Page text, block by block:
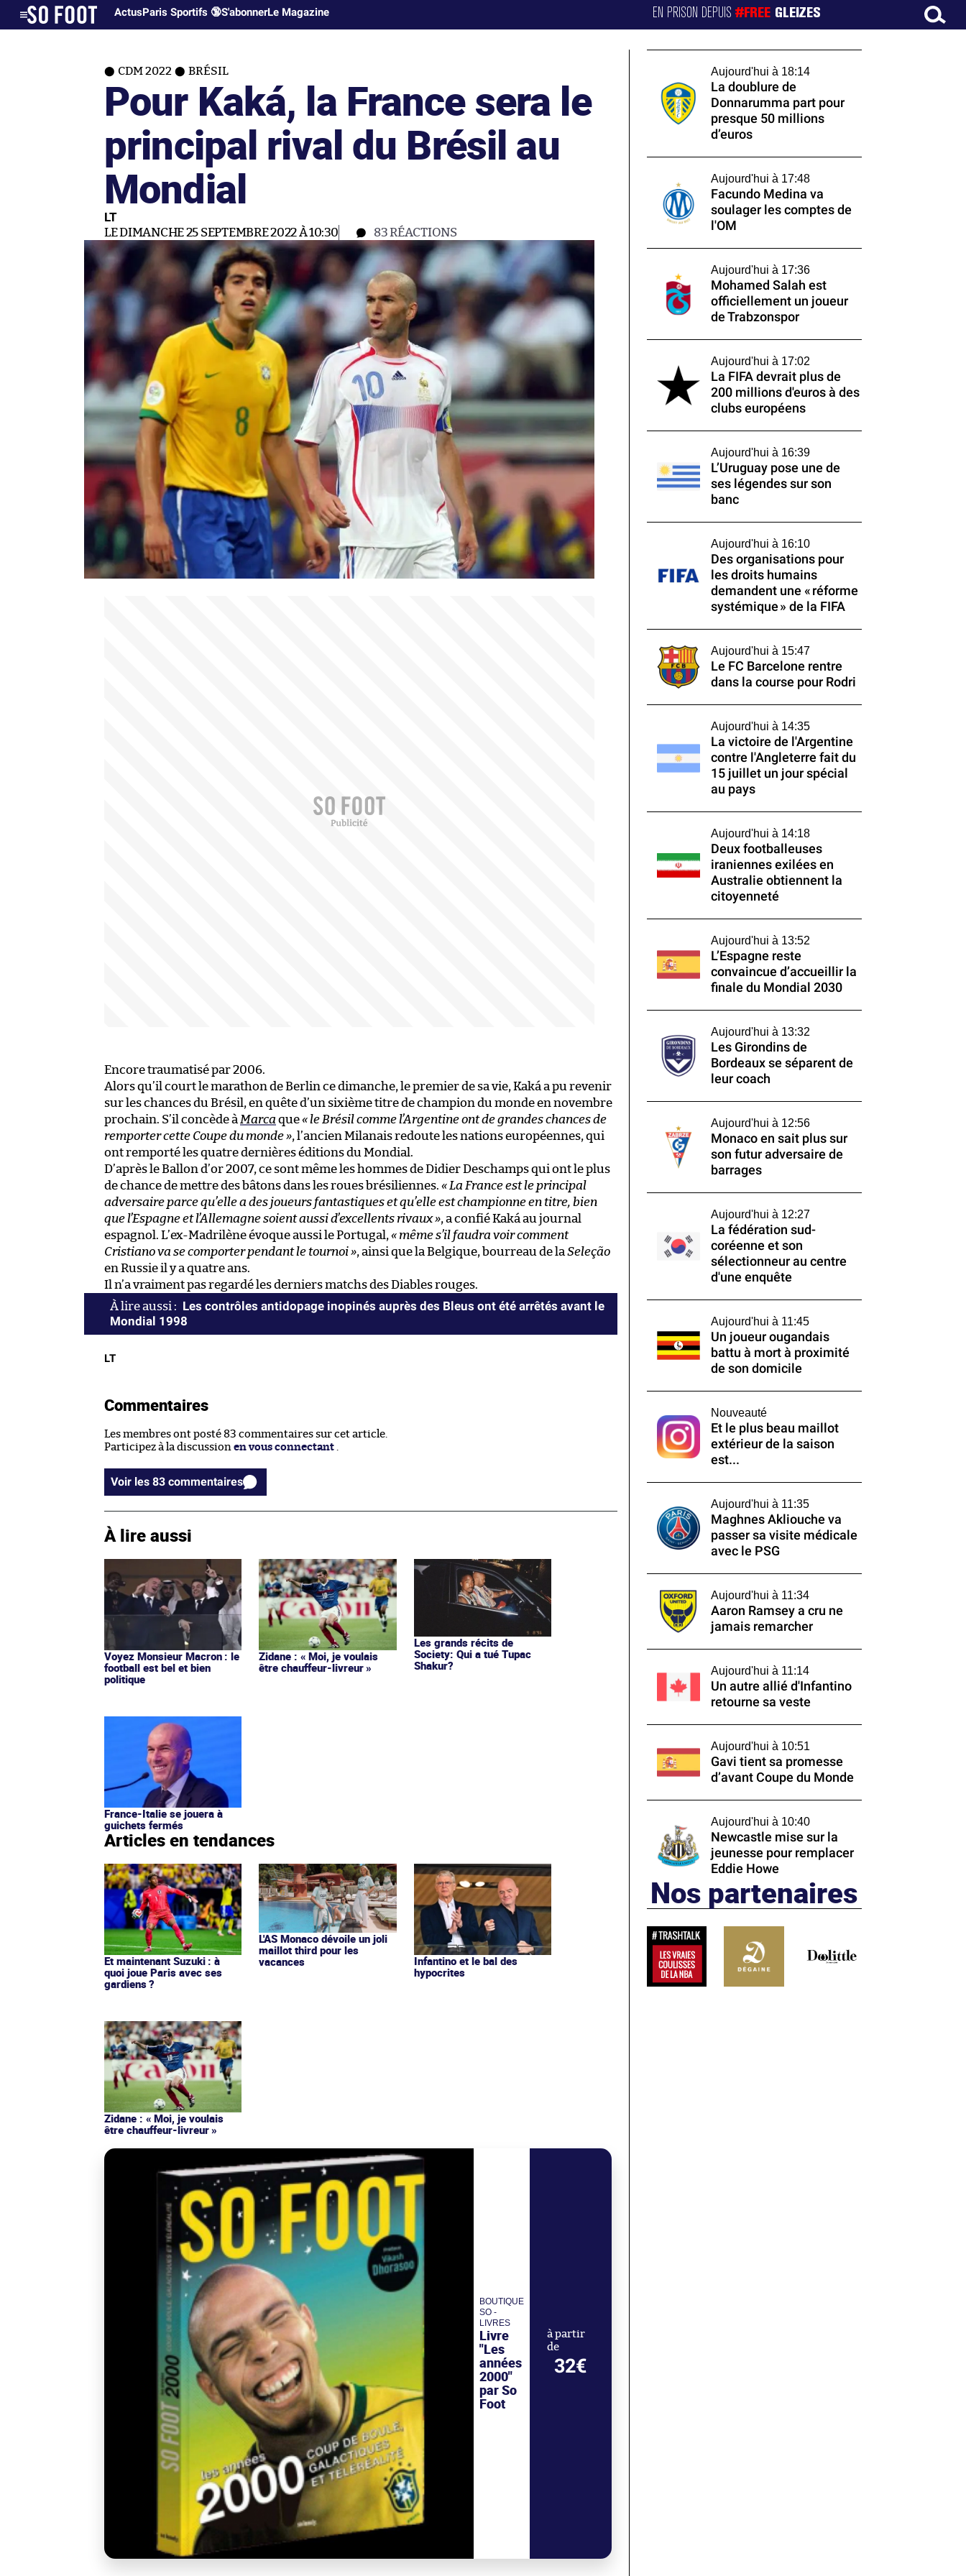
ActusParis Sportifs 🔞S'abonnerLe Magazine EN PRISON DEPUIS#FREE GLEIZES
CDM 2022 BRÉSIL
Pour Kaká, la France sera le
principal rival du Brésil au
Mondial
LT
LE DIMANCHE 25 SEPTEMBRE 2022 À 10:30 83RÉACTIONS
Encore traumatisé par 2006.
Alors qu’il court le marathon de Berlin ce dimanche, le premier de sa vie, Kaká a pu revenir
sur les chances du Brésil, en quête d’un sixième titre de champion du monde en novembre
prochain. S’il concède àMarca que« le Brésil comme l’Argentine ont de grandes chances de
remporter cette Coupe du monde », l’ancien Milanais redoute les nations européennes, qui
ont remporté les quatre dernières éditions du Mondial.
D’après le Ballon d’or 2007, ce sont même les hommes de Didier Deschamps qui ont le plus
de chance de mettre des bâtons dans les roues brésiliennes. « La France est le principal
adversaire parce qu’elle a des joueurs fantastiques et qu’elle est championne en titre, bien
que l’Espagne et l’Allemagne soient aussi d’excellents rivaux », a confié Kaká au journal
espagnol. L’ex-Madrilène évoque aussi le Portugal,« même s’il faudra voir comment
Cristiano va se comporter pendant le tournoi », ainsi que la Belgique, bourreau de laSeleção
en Russie il y a quatre ans.
Il n’a vraiment pas regardé les derniers matchs des Diables rouges.
Les contrôles antidopage inopinés auprès des Bleus ont été arrêtés avant le
Mondial 1998
LT
Commentaires
Les membres ont posté 83 commentaires sur cet article.
Participez à la discussion en vous connectant .
Voir les 83 commentaires
À lire aussi
Voyez Monsieur Macron : le
football est bel et bien
politique
Zidane : « Moi, je voulais
être chauffeur-livreur »
Les grands récits de
Society: Qui a tué Tupac
Shakur?
France-Italie se jouera à
guichets fermés
Articles en tendances
Et maintenant Suzuki : à
quoi joue Paris avec ses
gardiens ?
L'AS Monaco dévoile un joli
maillot third pour les
vacances
Infantino et le bal des
hypocrites
Zidane : « Moi, je voulais
être chauffeur-livreur »
BOUTIQUE
SO -
LIVRES
Livre
"Les
années
2000"
par So
Foot
à partir
de
32€
Aujourd'hui à 18:14
La doublure de
Donnarumma part pour
presque 50 millions
d’euros
Aujourd'hui à 17:48
Facundo Medina va
soulager les comptes de
l'OM
Aujourd'hui à 17:36
Mohamed Salah est
officiellement un joueur
de Trabzonspor
Aujourd'hui à 17:02
La FIFA devrait plus de
200 millions d'euros à des
clubs européens
Aujourd'hui à 16:39
L’Uruguay pose une de
ses légendes sur son
banc
Aujourd'hui à 16:10
Des organisations pour
les droits humains
demandent une « réforme
systémique » de la FIFA
Aujourd'hui à 15:47
Le FC Barcelone rentre
dans la course pour Rodri
Aujourd'hui à 14:35
La victoire de l'Argentine
contre l'Angleterre fait du
15 juillet un jour spécial
au pays
Aujourd'hui à 14:18
Deux footballeuses
iraniennes exilées en
Australie obtiennent la
citoyenneté
Aujourd'hui à 13:52
L’Espagne reste
convaincue d’accueillir la
finale du Mondial 2030
Aujourd'hui à 13:32
Les Girondins de
Bordeaux se séparent de
leur coach
Aujourd'hui à 12:56
Monaco en sait plus sur
son futur adversaire de
barrages
Aujourd'hui à 12:27
La fédération sud-
coréenne et son
sélectionneur au centre
d'une enquête
Aujourd'hui à 11:45
Un joueur ougandais
battu à mort à proximité
de son domicile
Nouveauté
Et le plus beau maillot
extérieur de la saison
est...
Aujourd'hui à 11:35
Maghnes Akliouche va
passer sa visite médicale
avec le PSG
Aujourd'hui à 11:34
Aaron Ramsey a cru ne
jamais remarcher
Aujourd'hui à 11:14
Un autre allié d'Infantino
retourne sa veste
Aujourd'hui à 10:51
Gavi tient sa promesse
d’avant Coupe du Monde
Aujourd'hui à 10:40
Newcastle mise sur la
jeunesse pour remplacer
Eddie Howe
Nos partenaires